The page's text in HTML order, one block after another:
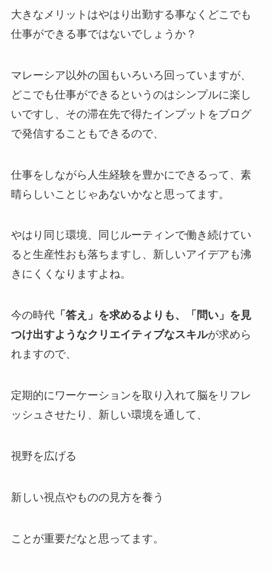
大きなメリットはやはり出勤する事なくどこでも
仕事ができる事ではないでしょうか？
マレーシア以外の国もいろいろ回っていますが、
どこでも仕事ができるというのはシンプルに楽し
いですし、その滞在先で得たインプットをブログ
で発信することもできるので、
仕事をしながら人生経験を豊かにできるって、素
晴らしいことじゃあないかなと思ってます。
やはり同じ環境、同じルーティンで働き続けてい
ると生産性おも落ちますし、新しいアイデアも沸
きにくくなりますよね。
今の時代「答え」を求めるよりも、「問い」を見
つけ出すようなクリエイティブなスキルが求めら
れますので、
定期的にワーケーションを取り入れて脳をリフレ
ッシュさせたり、新しい環境を通して、
視野を広げる
新しい視点やものの見方を養う
ことが重要だなと思ってます。